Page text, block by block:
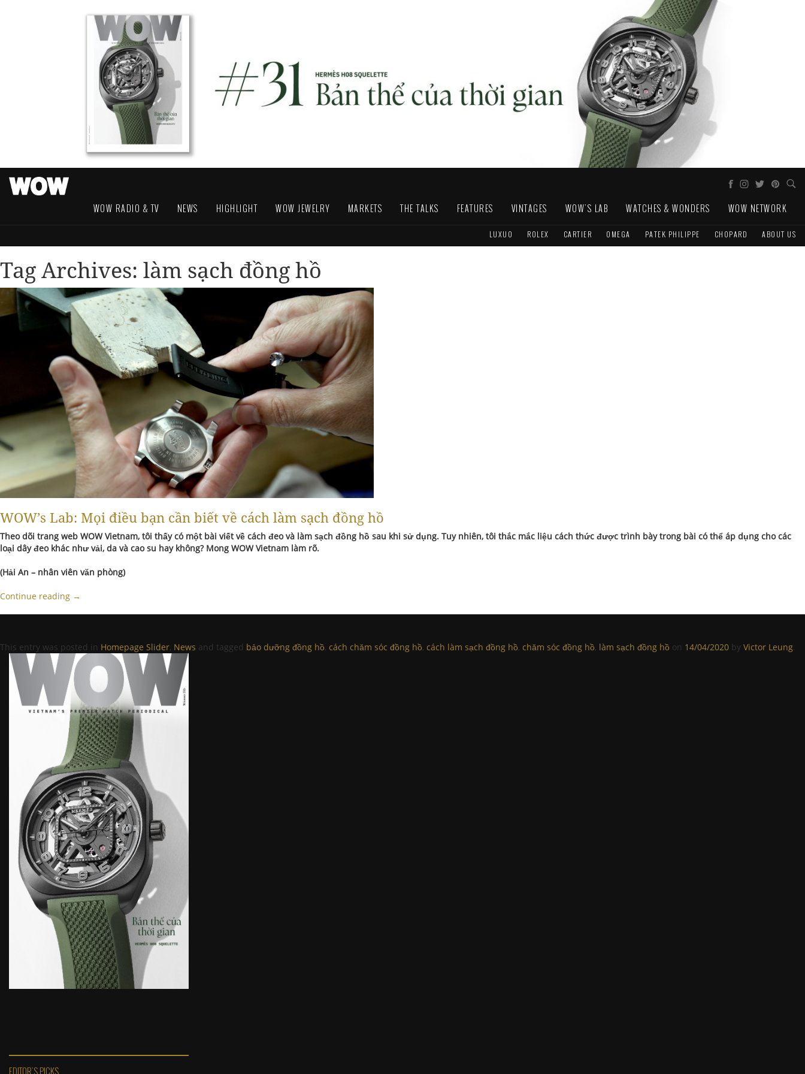
WOW RADIO & TV NEWS HIGHLIGHT WOW JEWELRY MARKETS THE TALKS FEATURES VINTAGES WOW'S LAB WATCHES & WONDERS WOW NETWORK
LUXUO ROLEX CARTIER OMEGA PATEK PHILIPPE CHOPARD ABOUT US
Tag Archives: làm sạch đồng hồ
WOW’s Lab: Mọi điều bạn cần biết về cách làm sạch đồng hồ
Theo dõi trang web WOW Vietnam, tôi thấy có một bài viết về cách đeo và làm sạch đồng hồ sau khi sửdụng. Tuy nhiên, tôi thắc mắc liệu cách thức được trình bày trong bài có thể áp dụng cho các
loại dây đeo khác nhưvải, da và cao su hay không? Mong WOW Vietnam làm rõ.
(Hải An – nhân viên văn phòng)
Continue reading →
This entry was posted in Homepage Slider, News and tagged bảo dưỡng đồng hồ, cách chăm sóc đồng hồ, cách làm sạch đồng hồ, chăm sóc đồng hồ, làm sạch đồng hồ on 14/04/2020 by Victor Leung.
EDITOR'S PICKS